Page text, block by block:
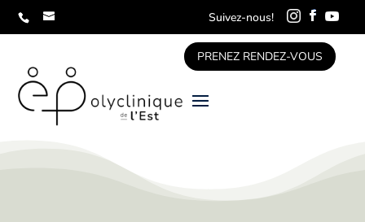
Suivez-nous!
PRENEZ RENDEZ-VOUS